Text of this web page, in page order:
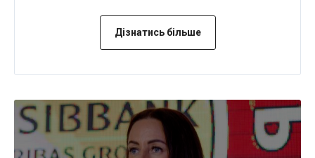
Дізнатись більше